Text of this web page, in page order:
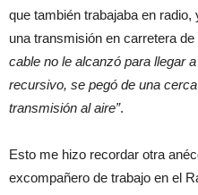
que también trabajaba en
una transmisión en carretera
cable no le alcanzó para llegar
recursivo, se pegó de una
transmisión al aire”.
Esto me hizo recordar otra
excompañero de trabajo en el